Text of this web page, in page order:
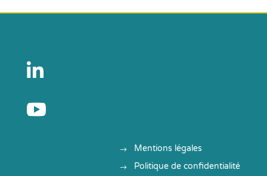


Mentions légales
Politique de confidentialité